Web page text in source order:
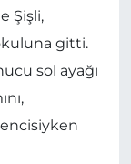
Şişli,
gitti.
sol ayağı